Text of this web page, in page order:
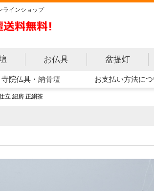
ラインショップ
お仏具 盆提灯
寺院仏具・納骨壇 お支払い方法につ
立 紐房 正絹茶